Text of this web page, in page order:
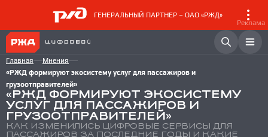
ГЕНЕРАЛЬНЫЙ ПАРТНЕР – ОАО «РЖД»
Реклама
Главная
Мнения
«РЖД формируют экосистему услуг для пассажиров и
грузоотправителей»
«РЖД ФОРМИРУЮТ ЭКОСИСТЕМУ
УСЛУГ ДЛЯ ПАССАЖИРОВ И
ГРУЗООТПРАВИТЕЛЕЙ»
КАК ИЗМЕНИЛИСЬ ЦИФРОВЫЕ СЕРВИСЫ ДЛЯ
ПАССАЖИРОВ ЗА ПОСЛЕДНИЕ ГОДЫ И КАКИЕ